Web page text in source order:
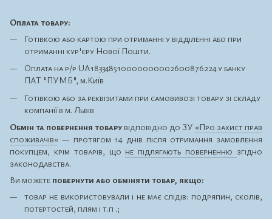
Оплата товару:
Готівкою або картою при отриманні у відділенні або при
отриманні кур'єру Нової Пошти.
Оплата на р/р UA183348510000000002600876224 у банку
ПАТ "ПУМБ", м.Київ
Готівкою або за реквізитами при самовивозі товару зі складу
компанії в м. Львів
Обмін та повернення товару відповідно до ЗУ «Про захист прав
споживачів» — протягом 14 днів після отримання замовлення
покупцем, крім товарів, що не підлягають поверненню згідно
законодавства.
Ви можете повернути або обміняти товар, якщо:
товар не використовували і не має слідів: подряпин, сколів,
потертостей, плям і т.п .;